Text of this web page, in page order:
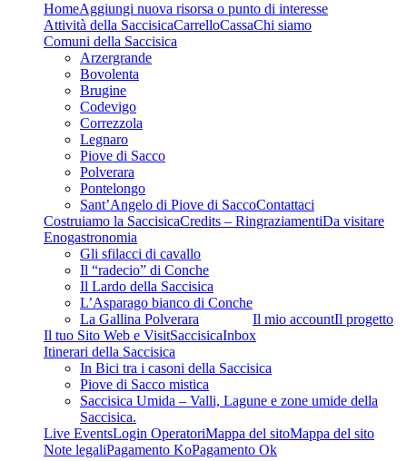
HomeAggiungi nuova risorsa o punto di interesse
Attività della SaccisicaCarrelloCassaChi siamo
Comuni della Saccisica
Arzergrande
Bovolenta
Brugine
Codevigo
Correzzola
Legnaro
Piove di Sacco
Polverara
Pontelongo
Sant’Angelo di Piove di SaccoContattaci
Costruiamo la SaccisicaCredits – RingraziamentiDa visitare
Enogastronomia
Gli sfilacci di cavallo
Il “radecio” di Conche
Il Lardo della Saccisica
L’Asparago bianco di Conche
La Gallina Polverara
Il mio accountIl progetto
Il tuo Sito Web e VisitSaccisicaInbox
Itinerari della Saccisica
In Bici tra i casoni della Saccisica
Piove di Sacco mistica
Saccisica Umida – Valli, Lagune e zone umide della
Saccisica.
Live EventsLogin OperatoriMappa del sitoMappa del sito
Note legaliPagamento KoPagamento Ok